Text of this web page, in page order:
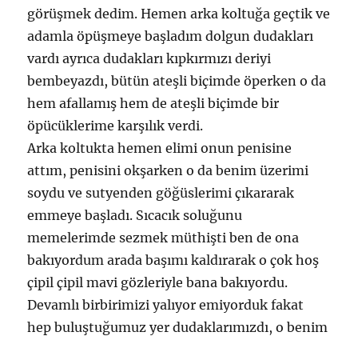
görüşmek dedim. Hemen arka koltuğa geçtik ve
adamla öpüşmeye başladım dolgun dudakları
vardı ayrıca dudakları kıpkırmızı deriyi
bembeyazdı, bütün ateşli biçimde öperken o da
hem afallamış hem de ateşli biçimde bir
öpücüklerime karşılık verdi.
Arka koltukta hemen elimi onun penisine
attım, penisini okşarken o da benim üzerimi
soydu ve sutyenden göğüslerimi çıkararak
emmeye başladı. Sıcacık soluğunu
memelerimde sezmek müthişti ben de ona
bakıyordum arada başımı kaldırarak o çok hoş
çipil çipil mavi gözleriyle bana bakıyordu.
Devamlı birbirimizi yalıyor emiyorduk fakat
hep buluştuğumuz yer dudaklarımızdı, o benim